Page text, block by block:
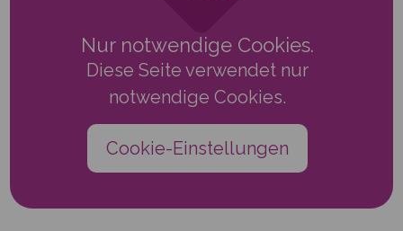
Nur notwendige Cookies.
Diese Seite verwendet nur
notwendige Cookies.
Cookie-Einstellungen